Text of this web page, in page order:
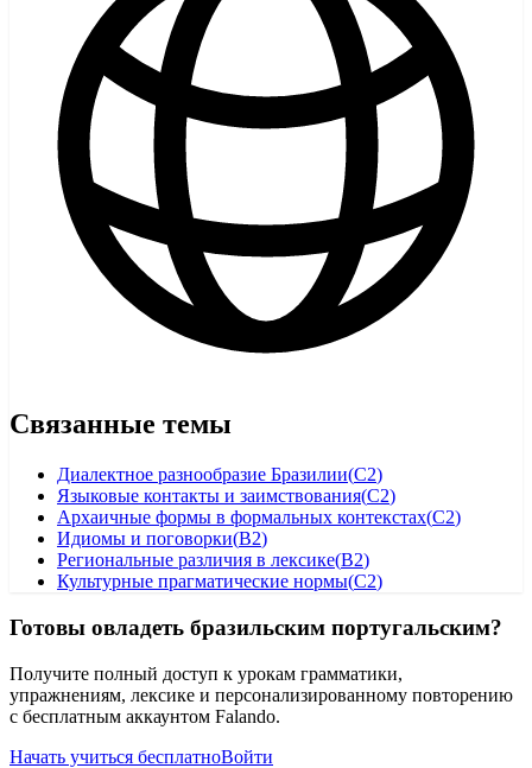
Связанные темы
Диалектное разнообразие Бразилии(C2)
Языковые контакты и заимствования(C2)
Архаичные формы в формальных контекстах(C2)
Идиомы и поговорки(B2)
Региональные различия в лексике(B2)
Культурные прагматические нормы(C2)
Готовы овладеть бразильским португальским?
Получите полный доступ к урокам грамматики,
упражнениям, лексике и персонализированному повторению
с бесплатным аккаунтом Falando.
Начать учиться бесплатноВойти